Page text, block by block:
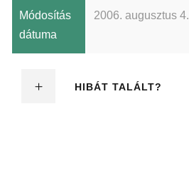
Módosítás
dátuma
2006. augusztus 4.
HIBÁT TALÁLT?